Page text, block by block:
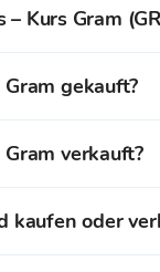
Kurs Gram
gekauft?
zu
verkauft?
kaufen oder